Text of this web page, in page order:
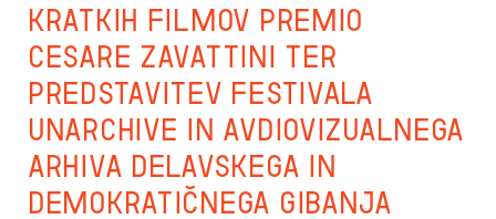
kratkih filmov Premio
Cesare Zavattini ter
predstavitev festivala
UnArchive in Avdiovizualnega
arhiva delavskega in
demokratičnega gibanja